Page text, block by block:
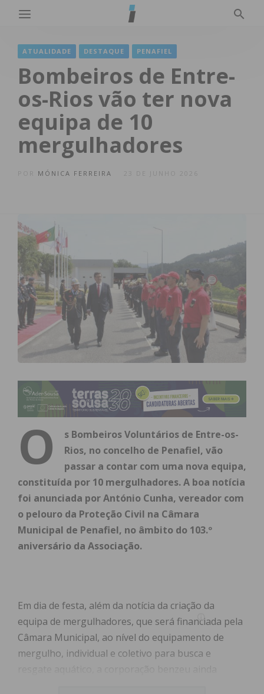
ATUALIDADE DESTAQUE PENAFIEL
Bombeiros de Entre-
os-Rios vão ter nova
equipa de 10
mergulhadores
MÓNICA FERREIRA
O
s Bombeiros Voluntários de Entre-os-
Rios, no concelho de Penafiel, vão
passar a contar com uma nova equipa,
constituída por 10 mergulhadores. A boa notícia
foi anunciada por António Cunha, vereador com
o pelouro da Proteção Civil na Câmara
Municipal de Penafiel, no âmbito do 103.º
aniversário da Associação.
Em dia de festa, além da notícia da criação da
equipa de mergulhadores, que será financiada pela
Câmara Municipal, ao nível do equipamento de
mergulho, individual e coletivo para busca e